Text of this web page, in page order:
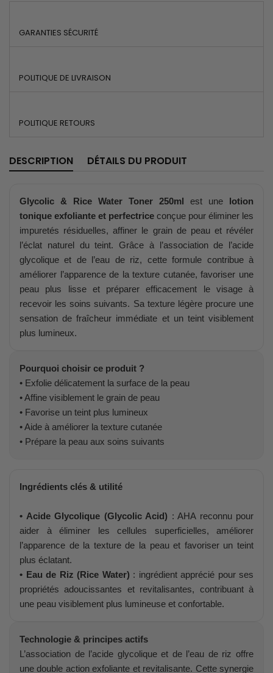
GARANTIES SÉCURITÉ
POLITIQUE DE LIVRAISON
POLITIQUE RETOURS
DESCRIPTION DÉTAILS DU PRODUIT
Glycolic & Rice Water Toner 250ml est une lotion
tonique exfoliante et perfectrice conçue pour éliminer les
impuretés résiduelles, affiner le grain de peau et révéler
l’éclat naturel du teint. Grâce à l’association de l’acide
glycolique et de l’eau de riz, cette formule contribue à
améliorer l’apparence de la texture cutanée, favoriser une
peau plus lisse et préparer efficacement le visage à
recevoir les soins suivants. Sa texture légère procure une
sensation de fraîcheur immédiate et un teint visiblement
plus lumineux.
Pourquoi choisir ce produit ?
• Exfolie délicatement la surface de la peau
• Affine visiblement le grain de peau
• Favorise un teint plus lumineux
• Aide à améliorer la texture cutanée
• Prépare la peau aux soins suivants
Ingrédients clés & utilité
• Acide Glycolique (Glycolic Acid) : AHA reconnu pour
aider à éliminer les cellules superficielles, améliorer
l’apparence de la texture de la peau et favoriser un teint
plus éclatant.
• Eau de Riz (Rice Water) : ingrédient apprécié pour ses
propriétés adoucissantes et revitalisantes, contribuant à
une peau visiblement plus lumineuse et confortable.
Technologie & principes actifs
L’association de l’acide glycolique et de l’eau de riz offre
une double action exfoliante et revitalisante. Cette synergie